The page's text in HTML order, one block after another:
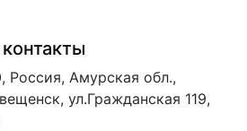
Россия, Амурская обл.,
ул.Гражданская 119,